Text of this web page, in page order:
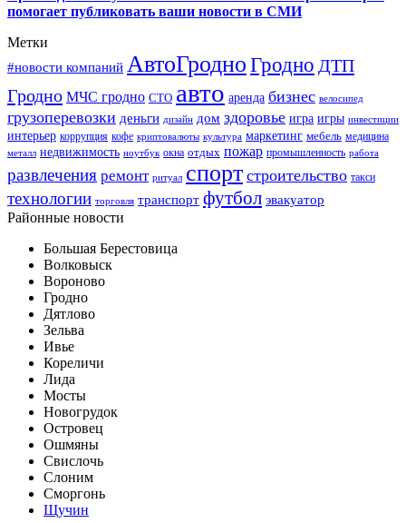
помогает публиковать ваши новости в СМИ
Метки
#новости компаний АвтоГродноГродно ДТП
Гродно МЧС гродно СТО авто аренда бизнес велосипед
грузоперевозки деньги дизайн дом здоровье игра игры инвестиции
интерьер коррупция кофе криптовалюты культура маркетинг мебель медицина
металл недвижимость ноутбук окна отдых пожар промышленность работа
развлечения ремонт ритуал спорт строительство такси
технологии торговля транспорт футбол эвакуатор
Районные новости
Большая Берестовица
Волковыск
Вороново
Гродно
Дятлово
Зельва
Ивье
Кореличи
Лида
Мосты
Новогрудок
Островец
Ошмяны
Свислочь
Слоним
Сморгонь
Щучин